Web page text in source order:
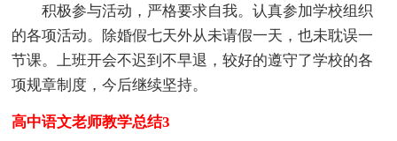
积极参与活动，严格要求自我。认真参加学校组织
的各项活动。除婚假七天外从未请假一天，也未耽误一
节课。上班开会不迟到不早退，较好的遵守了学校的各
项规章制度，今后继续坚持。
高中语文老师教学总结3